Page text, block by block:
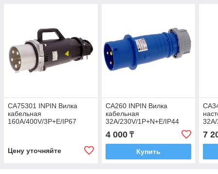
CA75301 INPIN Вилка
кабельная
160A/400V/3P+E/IP67
Цену уточняйте
CA260 INPIN Вилка
кабельная
32A/230V/1P+N+E/IP44
4 000₸
Купить
7